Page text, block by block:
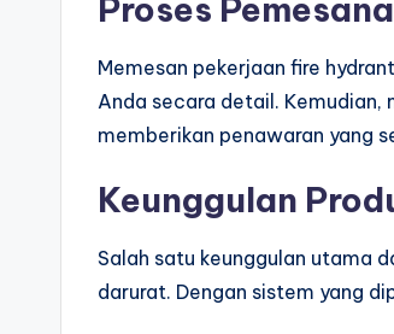
Proses
Memesan pekerjaan fire
Anda secara detail. Kemudian,
memberikan penawaran yang
Keunggulan
Salah satu keunggulan utama
darurat. Dengan sistem yang